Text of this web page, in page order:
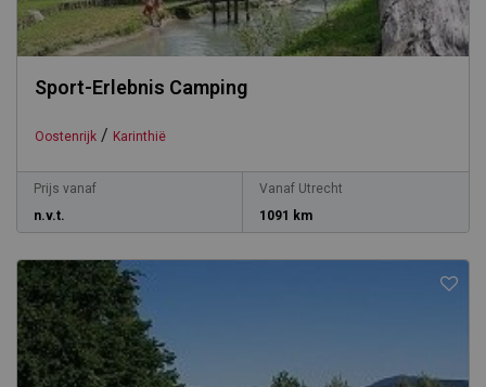
Sport-Erlebnis Camping
Oostenrijk / Karinthië
Prijs vanaf
n.v.t.
Vanaf Utrecht
1091 km